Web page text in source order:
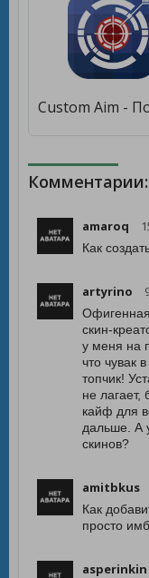
Комментарии:
amaroq
Как
artyrino
скин-
у меня на
что чувак
топчик!
не лагает,
кайф для
дальше. А
скинов?
amitbkus
Как
просто
asperinkin